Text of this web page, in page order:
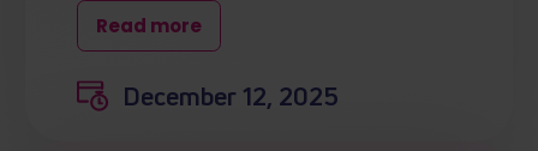
Read more
December 12, 2025